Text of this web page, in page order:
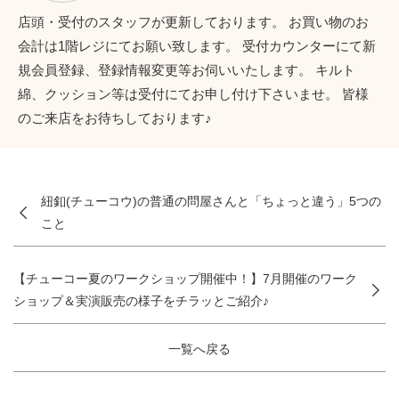
店頭・受付のスタッフが更新しております。 お買い物のお
会計は1階レジにてお願い致します。 受付カウンターにて新
規会員登録、登録情報変更等お伺いいたします。 キルト
綿、クッション等は受付にてお申し付け下さいませ。 皆様
のご来店をお待ちしております♪
紐釦(チューコウ)の普通の問屋さんと「ちょっと違う」5つの
こと
一覧へ戻る
【チューコー夏のワークショップ開催中！】7月開催のワーク
ショップ＆実演販売の様子をチラッとご紹介♪